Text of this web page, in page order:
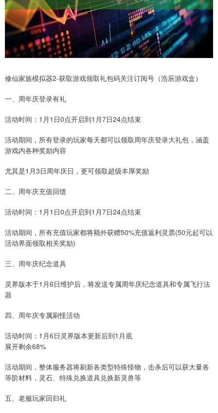
修仙家族模拟器2-获取游戏领取礼包码关注订阅号（浩辰游戏盒）
一、周年庆登录有礼
活动时间：1月1日0点开启到1月7日24点结束
活动期间，所有登录的玩家每天都可以领取周年庆登录大礼包，涵盖
游戏内各种奖励内容
尤其是1月3日周年庆日，更可领取超级丰厚奖励
二、周年庆充值回馈
活动时间：1月1日0点开启到1月7日24点结束
活动期间，所有充值玩家都将额外获赠50%充值返利灵票(50元起可以
活动界面领取相关奖励)
三、周年庆纪念道具
灵界版本于1月6日维护后，将发送专属周年庆纪念道具和专属飞行法
器
四、周年庆专属刷怪活动
活动时间：1月6日灵界版本更新后到1月底
展开剩余68%
活动期间，整体服务器将刷新各类型特殊怪物，击杀后可以获大量各
等阶材料，灵石、特殊兑换道具兑换新灵兽等
五、老服玩家回归礼